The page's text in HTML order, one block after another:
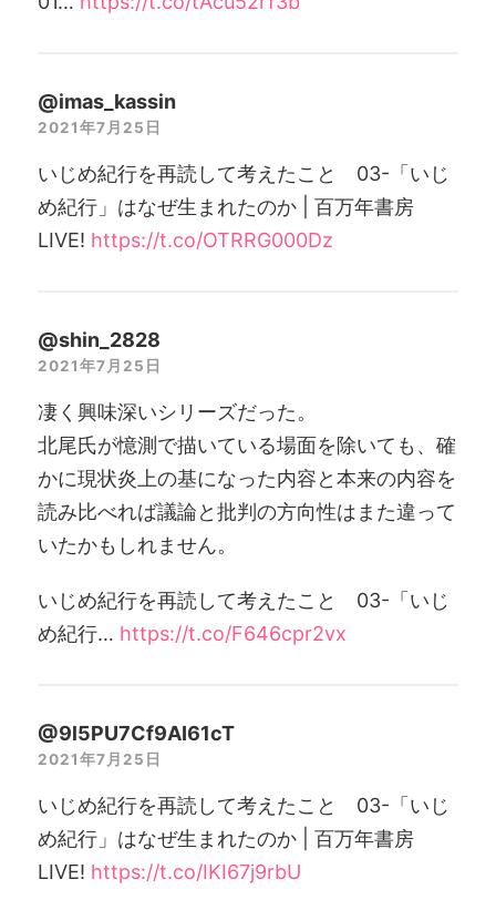
@imas_kassin
2021年7月25日
いじめ紀行を再読して考えたこと 03-「いじ
め紀行」はなぜ生まれたのか | 百万年書房
LIVE! https://t.co/OTRRG000Dz
@shin_2828
2021年7月25日
凄く興味深いシリーズだった。
北尾氏が憶測で描いている場面を除いても、確
かに現状炎上の基になった内容と本来の内容を
読み比べれば議論と批判の方向性はまた違って
いたかもしれません。
いじめ紀行を再読して考えたこと 03-「いじ
め紀行… https://t.co/F646cpr2vx
@9l5PU7Cf9AI61cT
2021年7月25日
いじめ紀行を再読して考えたこと 03-「いじ
め紀行」はなぜ生まれたのか | 百万年書房
LIVE! https://t.co/IKI67j9rbU